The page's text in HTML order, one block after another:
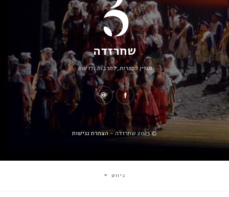
שחרזדה
מגזין לספרות, לתרבות ולדעות
© 2025 שחרזדה - הצהרת נגישות
ניווט